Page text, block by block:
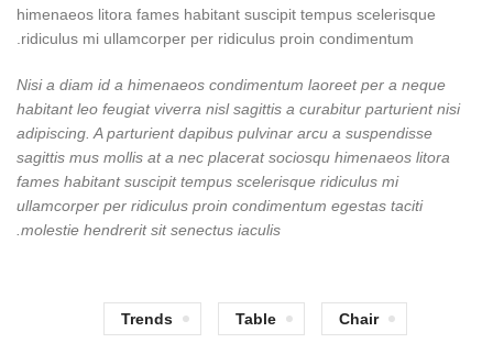
himenaeos litora fames habitant suscipit tempus scelerisque
ridiculus mi ullamcorper per ridiculus proin condimentum.
Nisi a diam id a himenaeos condimentum laoreet per a neque
habitant leo feugiat viverra nisl sagittis a curabitur parturient nisi
adipiscing. A parturient dapibus pulvinar arcu a suspendisse
sagittis mus mollis at a nec placerat sociosqu himenaeos litora
fames habitant suscipit tempus scelerisque ridiculus mi
ullamcorper per ridiculus proin condimentum egestas taciti
molestie hendrerit sit senectus iaculis.
Chair
Table
Trends